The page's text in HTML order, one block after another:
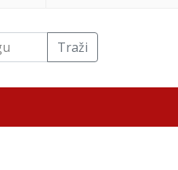
Traži